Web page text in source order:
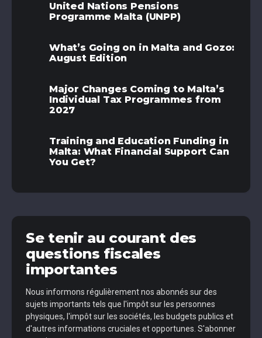
United Nations Pensions
Programme Malta (UNPP)
What’s Going on in Malta and Gozo:
August Edition
Major Changes Coming to Malta’s
Individual Tax Programmes from
2027
Training and Education Funding in
Malta: What Financial Support Can
You Get?
Se tenir au courant des
questions fiscales
importantes
Nous informons régulièrement nos abonnés sur des
sujets importants tels que l'impôt sur les personnes
physiques, l'impôt sur les sociétés, les budgets publics et
d'autres informations cruciales et opportunes. S'abonner